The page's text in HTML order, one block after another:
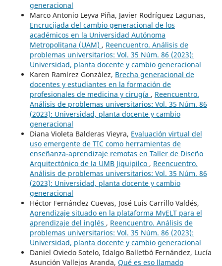
generacional
Marco Antonio Leyva Piña, Javier Rodríguez Lagunas,
Encrucijada del cambio generacional de los
académicos en la Universidad Autónoma
Metropolitana (UAM) , Reencuentro. Análisis de
problemas universitarios: Vol. 35 Núm. 86 (2023):
Universidad, planta docente y cambio generacional
Karen Ramírez González, Brecha generacional de
docentes y estudiantes en la formación de
profesionales de medicina y cirugía , Reencuentro.
Análisis de problemas universitarios: Vol. 35 Núm. 86
(2023): Universidad, planta docente y cambio
generacional
Diana Violeta Balderas Vieyra, Evaluación virtual del
uso emergente de TIC como herramientas de
enseñanza-aprendizaje remotas en Taller de Diseño
Arquitectónico de la UMB Jiquipilco , Reencuentro.
Análisis de problemas universitarios: Vol. 35 Núm. 86
(2023): Universidad, planta docente y cambio
generacional
Héctor Fernández Cuevas, José Luis Carrillo Valdés,
Aprendizaje situado en la plataforma MyELT para el
aprendizaje del inglés , Reencuentro. Análisis de
problemas universitarios: Vol. 35 Núm. 86 (2023):
Universidad, planta docente y cambio generacional
Daniel Oviedo Sotelo, Idalgo Balletbó Fernández, Lucía
Asunción Vallejos Aranda, Qué es eso llamado